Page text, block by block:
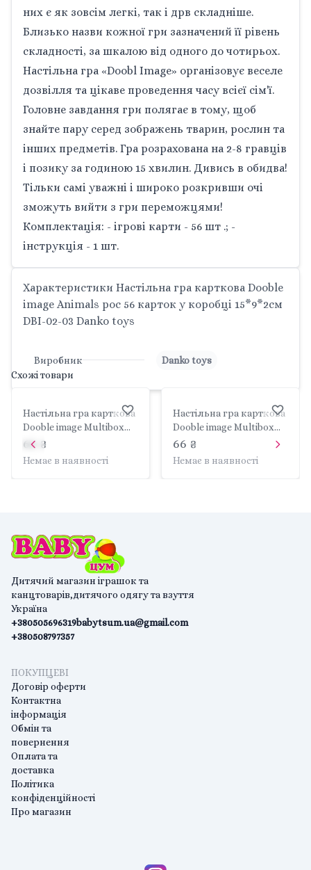
них є як зовсім легкі, так і дрв складніше.
Близько назви кожної гри зазначений її рівень
складності, за шкалою від одного до чотирьох.
Настільна гра «Doobl Image» організовує веселе
дозвілля та цікаве проведення часу всієї сім'ї.
Головне завдання гри полягає в тому, щоб
знайте пару серед зображень тварин, рослин та
інших предметів. Гра розрахована на 2-8 гравців
і позику за годиною 15 хвилин. Дивись в обидва!
Тільки самі уважні і широко розкривши очі
зможуть вийти з гри переможцями!
Комплектація: - ігрові карти - 56 шт .; -
інструкція - 1 шт.
Характеристики Настільна гра карткова Dooble
image Animals рос 56 карток у коробці 15*9*2см
DBI-02-03 Danko toys
Виробник
Danko toys
Схожі товари
Настільна гра карткова
Dooble image Multibox
рос 56 карток у коробці
15*9*2см DBI-02-01
66 ₴
Немає в наявності
Настільна гра карткова
Dooble image Multibox
рос 56 карток у коробці
15*9*2см DBI-02-02
66 ₴
Немає в наявності
Дитячий магазин іграшок та
канцтоварів,дитячого одягу та взуття
Україна
+380505696319
+380508797357
babytsum.ua@gmail.com
ПОКУПЦЕВІ
Договір оферти
Контактна
інформація
Обмін та
повернення
Оплата та
доставка
Політика
конфіденційності
Про магазин